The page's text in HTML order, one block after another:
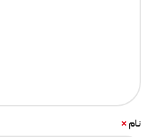
نام *